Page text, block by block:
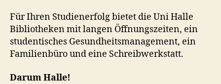
Für Ihren Studienerfolg bietet die Uni Halle
Bibliotheken mit langen Öffnungszeiten, ein
studentisches Gesundheitsmanagement, ein
Familienbüro und eine Schreibwerkstatt.
Darum Halle!